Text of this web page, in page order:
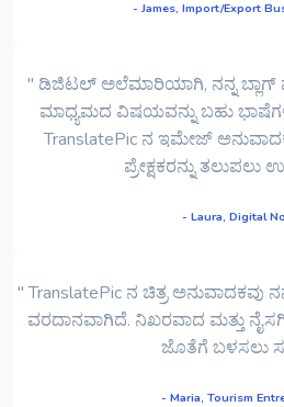
- James, Import/Export
" ಡಿಜಿಟಲ್ ಅಲೆಮಾರಿಯಾಗಿ, ನನ್ನ ಬ್ಲಾಗ್
ಮಾಧ್ಯಮದ ವಿಷಯವನ್ನು ಬಹು
TranslatePic ನ ಇಮೇಜ್
ಪ್ರೇಕ್ಷಕರನ್ನು ತಲುಪಲು
- Laura, Digital
" TranslatePic ನ ಚಿತ್ರ ಅನುವಾದಕವು
ವರದಾನವಾಗಿದೆ. ನಿಖರವಾದ ಮತ್ತು
ಜೊತೆಗೆ ಬಳಸಲು
- Maria, Tourism